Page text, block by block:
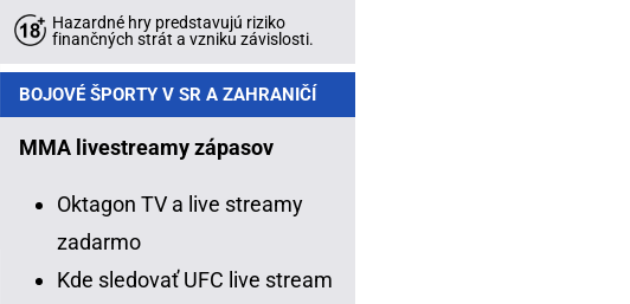
Hazardné hry predstavujú riziko
finančných strát a vzniku závislosti.
BOJOVÉ ŠPORTY V SR A ZAHRANIČÍ
MMA livestreamy zápasov
Oktagon TV a live streamy
zadarmo
Kde sledovať UFC live stream